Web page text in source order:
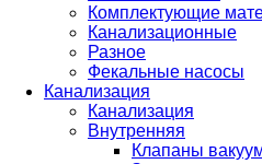
Комплектующие
Канализационные
Разное
Фекальные насосы
Канализация
Канализация
Внутренняя
Клапаны